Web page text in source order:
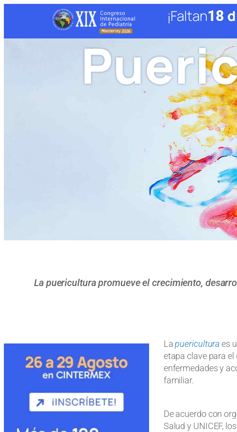
¡Faltan18
La puericultura promueve el crecimiento,
Lapuericulturaes
etapa clave para
enfermedades y
familiar.
De acuerdo con
Salud y UNICEF,